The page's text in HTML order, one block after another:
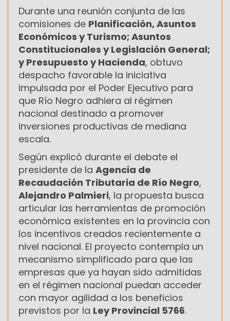
Durante una reunión conjunta de las
comisiones de Planificación, Asuntos
Económicos y Turismo; Asuntos
Constitucionales y Legislación General;
y Presupuesto y Hacienda, obtuvo
despacho favorable la iniciativa
impulsada por el Poder Ejecutivo para
que Río Negro adhiera al régimen
nacional destinado a promover
inversiones productivas de mediana
escala.
Según explicó durante el debate el
presidente de la Agencia de
Recaudación Tributaria de Río Negro,
Alejandro Palmieri, la propuesta busca
articular las herramientas de promoción
económica existentes en la provincia con
los incentivos creados recientemente a
nivel nacional. El proyecto contempla un
mecanismo simplificado para que las
empresas que ya hayan sido admitidas
en el régimen nacional puedan acceder
con mayor agilidad a los beneficios
previstos por la Ley Provincial 5766.